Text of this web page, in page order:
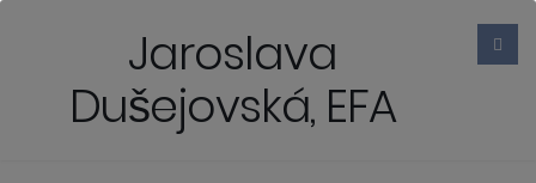
Jaroslava
Dušejovská, EFA